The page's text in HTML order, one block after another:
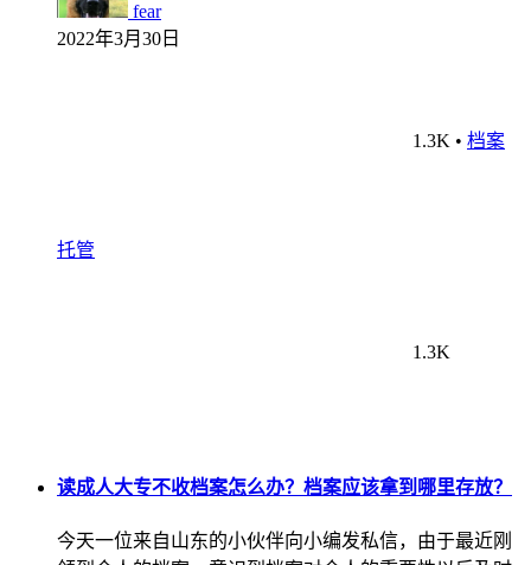
fear
2022年3月30日
1.3K • 档案
托管
1.3K
读成人大专不收档案怎么办？档案应该拿到哪里存放？
今天一位来自山东的小伙伴向小编发私信，由于最近刚